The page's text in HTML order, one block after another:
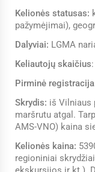
Kelionės statusas:
pažymėjimai),
Dalyviai: LGMA
Keliautojų skaičius
Pirminė registracija
Skrydis: iš Vilniaus
maršrutu atgal.
AMS-VNO) kaina
Kelionės kaina:
regioniniai